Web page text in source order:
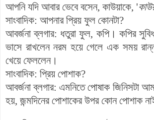
আপনি যদি আবার ভেবে বসেন, কাউয়াকে, '
সাংবাদিক: আপনার প্রিয় ফুল কোনটা?
আবর্জনা ব্লগার: ধতুরা ফুল, কপি। কপির
ভাসে রাখলেননরম হয়ে গেলেএক সময়
খেয়ে ফেললেন।
সাংবাদিক: প্রিয় পোশাক?
আবর্জনা ব্লগার:এমনিতে পোষাক জিনিসটা
হয়, জন্মদিনের পোশাকের উপর কোন পোশাক